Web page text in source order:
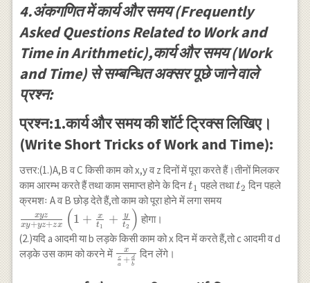
4.अंकगणित में कार्य और समय (Frequently
Asked Questions Related to Work and
Time in Arithmetic),कार्य और समय (Work
and Time) से सम्बन्धित अक्सर पूछे जाने वाले
प्रश्न:
प्रश्न:1.कार्य और समय की शाॅर्ट ट्रिक्स लिखिए।
(Write Short Tricks of Work and Time):
उत्तर:(1.)A,B व C किसी काम को x,y व z दिनों में पूरा करते हैं।तीनों मिलकर
काम आरम्भ करते हैं तथा काम समाप्त होने के दिनt_1
t1 पहले तथाt_2
t2 दिन पहले
क्रमशः A व B छोड़ देते हैं,तो काम को पूरा होने में लगा समय\frac{x y z}{x
{t_1}+\frac{y}
xy+yz+zx
xyz (1 + t 1
x + t2
y ) होगा।
(2.)यदि a आदमी या b लड़के किसी काम को x दिन में करते हैं,तो c आदमी व d
लड़के उस काम को करने में \frac{x}
{\frac{c}
a
c + b
d
x दिन लेंगे।